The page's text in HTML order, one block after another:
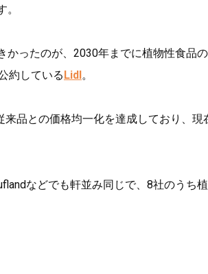
かったのが、2030年までに植物性食品
約しているLidl。
品との価格均一化を達成しており、現
などでも軒並み同じで、8社のうち